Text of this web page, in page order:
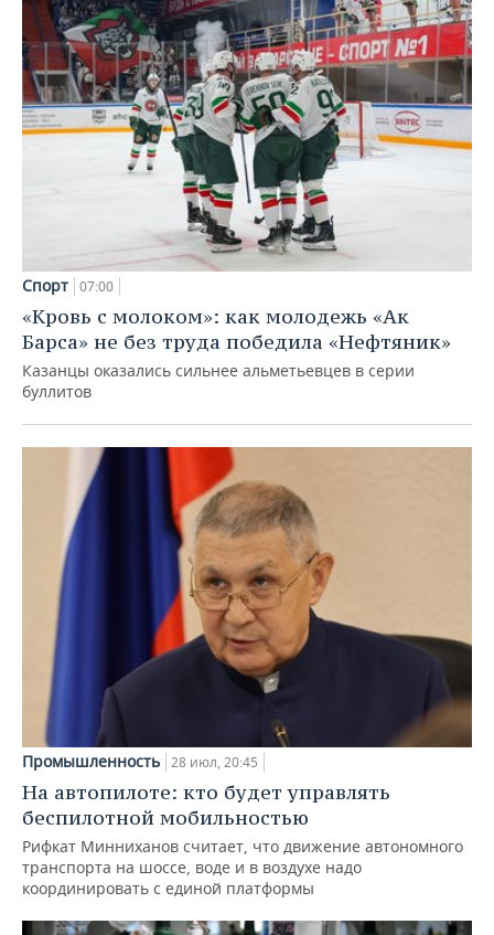
Спорт 07:00
«Кровь с молоком»: как молодежь «Ак
Барса» не без труда победила «Нефтяник»
Казанцы оказались сильнее альметьевцев в серии
буллитов
Промышленность 28 июл, 20:45
На автопилоте: кто будет управлять
беспилотной мобильностью
Рифкат Минниханов считает, что движение автономного
транспорта на шоссе, воде и в воздухе надо
координировать с единой платформы